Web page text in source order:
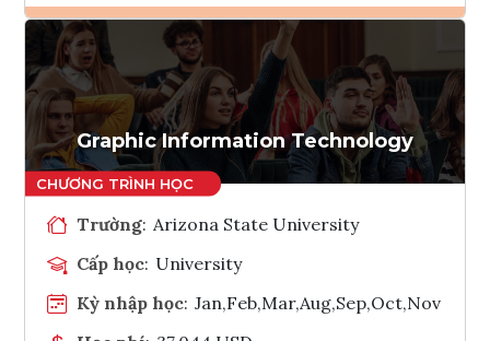
Ghi danh
Tham vấn Interlink
Graphic Information Technology
Trường: Arizona State University
Cấp học: University
Kỳ nhập học: Jan,Feb,Mar,Aug,Sep,Oct,Nov